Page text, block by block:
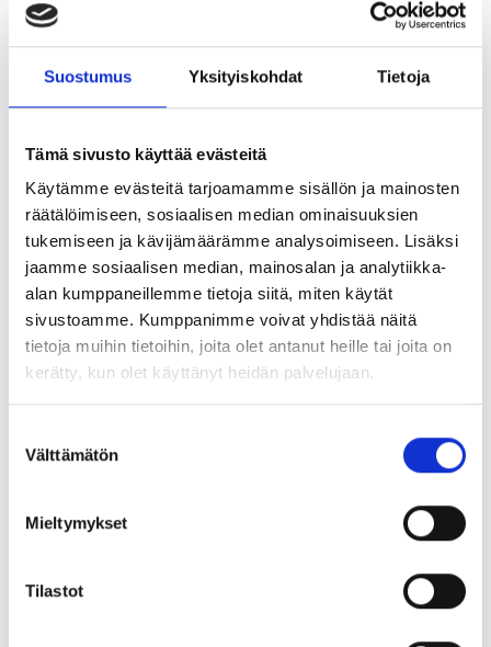
Suostumus Yksityiskohdat Tietoja
Tämä sivusto käyttää evästeitä
Käytämme evästeitä tarjoamamme sisällön ja mainosten
räätälöimiseen, sosiaalisen median ominaisuuksien
tukemiseen ja kävijämäärämme analysoimiseen. Lisäksi
jaamme sosiaalisen median, mainosalan ja analytiikka-
alan kumppaneillemme tietoja siitä, miten käytät
sivustoamme. Kumppanimme voivat yhdistää näitä
tietoja muihin tietoihin, joita olet antanut heille tai joita on
kerätty, kun olet käyttänyt heidän palvelujaan.
valinta
Välttämätön
Mieltymykset
Tilastot
suomalaisilla pomoilla.
Eri ammattiryhmien keskiarvopalkat vuonna 2015.
Näihin tutkimustuloksiin on sekä maan hallituksen että
työnantajienkin syytä suhtautua vakavasti. Suomi ei voi
laadulla. Se edellyttää, että voimme pitää lahjakkaimmat
nuoret kotimaassa ja sen lisäksi houkutella tänne fiksuja
palveluissa. Miten tässä onnistutaan, kun läheisimmissä